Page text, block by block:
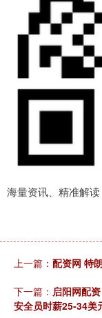
海量资讯、精准解
上一篇： 配资网 特
下一篇： 启阳网配
安全员时薪25-34美